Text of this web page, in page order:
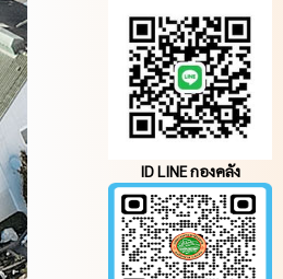
ID LINE กองคลัง